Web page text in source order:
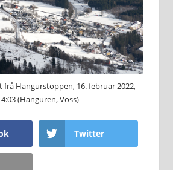
frå Hangurstoppen, 16. februar 2022,
(Hanguren, Voss)
Twitter